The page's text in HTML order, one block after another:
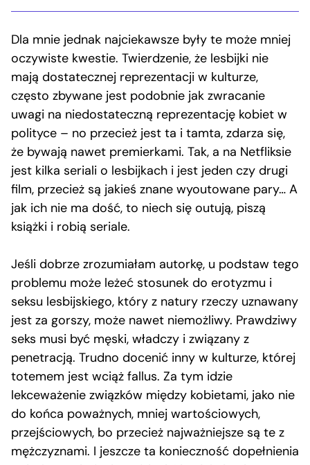
Dla mnie jednak najciekawsze były te może mniej
oczywiste kwestie. Twierdzenie, że lesbijki nie
mają dostatecznej reprezentacji w kulturze,
często zbywane jest podobnie jak zwracanie
uwagi na niedostateczną reprezentację kobiet w
polityce – no przecież jest ta i tamta, zdarza się,
że bywają nawet premierkami. Tak, a na Netfliksie
jest kilka seriali o lesbijkach i jest jeden czy drugi
film, przecież są jakieś znane wyoutowane pary… A
jak ich nie ma dość, to niech się outują, piszą
książki i robią seriale.
Jeśli dobrze zrozumiałam autorkę, u podstaw tego
problemu może leżeć stosunek do erotyzmu i
seksu lesbijskiego, który z natury rzeczy uznawany
jest za gorszy, może nawet niemożliwy. Prawdziwy
seks musi być męski, władczy i związany z
penetracją. Trudno docenić inny w kulturze, której
totemem jest wciąż fallus. Za tym idzie
lekceważenie związków między kobietami, jako nie
do końca poważnych, mniej wartościowych,
przejściowych, bo przecież najważniejsze są te z
mężczyznami. I jeszcze ta konieczność dopełnienia